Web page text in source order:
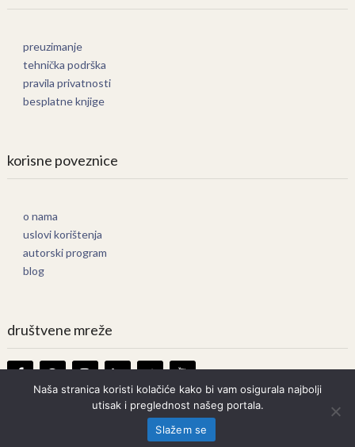
preuzimanje
tehnička podrška
pravila privatnosti
besplatne knjige
korisne poveznice
o nama
uslovi korištenja
autorski program
blog
društvene mreže
Knjige OnlineCopyright © 2026.
Prava zadržana. Bilo kakvo kopiranje strogo zabranjeno.
Naša stranica koristi kolačiće kako bi vam osigurala najbolji
utisak i preglednost našeg portala.
Slažem se